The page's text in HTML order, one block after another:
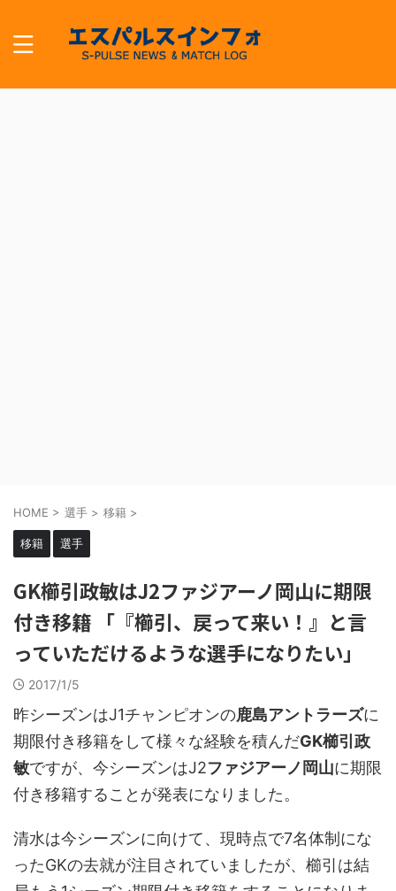
HOME > 選手 > 移籍 >
移籍 選手
GK櫛引政敏はJ2ファジアーノ岡山に期限
付き移籍 「『櫛引、戻って来い！』と言
っていただけるような選手になりたい」
2017/1/5
昨シーズンはJ1チャンピオンの鹿島アントラーズに
期限付き移籍をして様々な経験を積んだGK櫛引政
敏ですが、今シーズンはJ2ファジアーノ岡山に期限
付き移籍することが発表になりました。
清水は今シーズンに向けて、現時点で7名体制にな
ったGKの去就が注目されていましたが、櫛引は結